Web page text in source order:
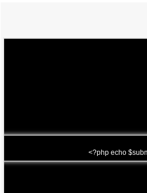
<?php echo